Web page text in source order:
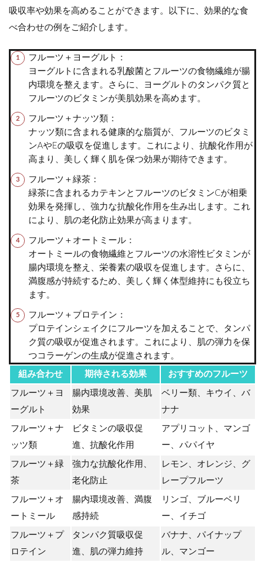
吸収率や効果を高めることができます。以下に、効果的な食
べ合わせの例をご紹介します。
フルーツ＋ヨーグルト：
ヨーグルトに含まれる乳酸菌とフルーツの食物繊維が腸
内環境を整えます。さらに、ヨーグルトのタンパク質と
フルーツのビタミンが美肌効果を高めます。
フルーツ＋ナッツ類：
ナッツ類に含まれる健康的な脂質が、フルーツのビタミ
ンAやEの吸収を促進します。これにより、抗酸化作用が
高まり、美しく輝く肌を保つ効果が期待できます。
フルーツ＋緑茶：
緑茶に含まれるカテキンとフルーツのビタミンCが相乗
効果を発揮し、強力な抗酸化作用を生み出します。これ
により、肌の老化防止効果が高まります。
フルーツ＋オートミール：
オートミールの食物繊維とフルーツの水溶性ビタミンが
腸内環境を整え、栄養素の吸収を促進します。さらに、
満腹感が持続するため、美しく輝く体型維持にも役立ち
ます。
フルーツ＋プロテイン：
プロテインシェイクにフルーツを加えることで、タンパ
ク質の吸収が促進されます。これにより、肌の弾力を保
つコラーゲンの生成が促進されます。
組み合わせ 期待される効果 おすすめのフルーツ
フルーツ＋ヨ
ーグルト
腸内環境改善、美肌
効果
ベリー類、キウイ、バ
ナナ
フルーツ＋ナ
ッツ類
ビタミンの吸収促
進、抗酸化作用
アプリコット、マンゴ
ー、パパイヤ
フルーツ＋緑
茶
強力な抗酸化作用、
老化防止
レモン、オレンジ、グ
レープフルーツ
フルーツ＋オ
ートミール
腸内環境改善、満腹
感持続
リンゴ、ブルーベリ
ー、イチゴ
フルーツ＋プ
ロテイン
タンパク質吸収促
進、肌の弾力維持
バナナ、パイナップ
ル、マンゴー